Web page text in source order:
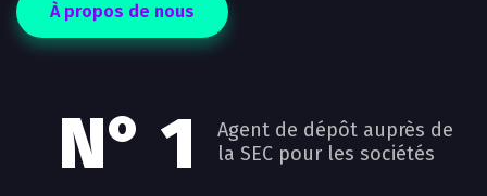
À propos de nous
N° 1
Agent de dépôt auprès de
la SEC pour les sociétés